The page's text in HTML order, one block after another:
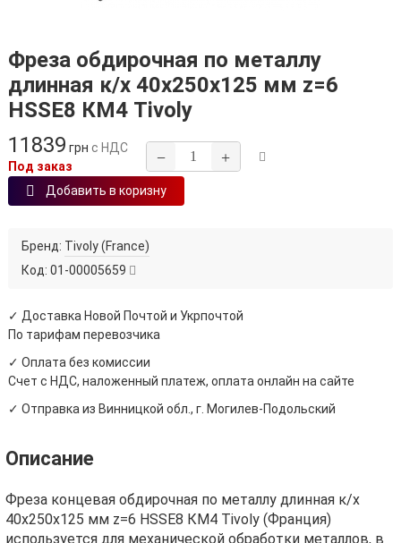
Фреза обдирочная по металлу
длинная к/х 40х250х125 мм z=6
HSSE8 КМ4 Tivoly
11839 грн с НДС
Под заказ
− +
Добавить в коризну
Бренд: Tivoly (France)
Код: 01-00005659
✓ Доставка Новой Почтой и Укрпочтой
По тарифам перевозчика
✓ Оплата без комиссии
Счет с НДС, наложенный платеж, оплата онлайн на сайте
✓ Отправка из Винницкой обл., г. Могилев-Подольский
Описание
Фреза концевая обдирочная по металлу длинная к/х
40х250х125 мм z=6 HSSE8 КМ4 Tivoly (Франция)
используется для механической обработки металлов, в